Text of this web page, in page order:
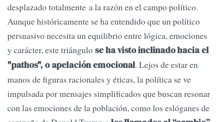
desplazado totalmente a la razón en el campo político.
Aunque históricamente se ha entendido que un político
persuasivo necesita un equilibrio entre lógica, emociones
y carácter, este triángulo se ha visto inclinado hacia el
"pathos", o apelación emocional. Lejos de estar en
manos de figuras racionales y éticas, la política se ve
impulsada por mensajes simplificados que buscan resonar
con las emociones de la población, como los eslóganes de